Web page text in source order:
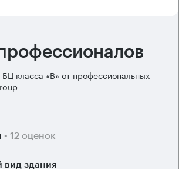
класса «B» от профессиональных
• 12 оценок
здания